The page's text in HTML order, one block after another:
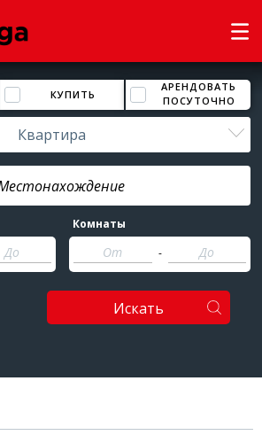
КУПИТЬ
АРЕНДОВАТЬ
ПОСУТОЧНО
Квартира
Комнаты
-
Искать